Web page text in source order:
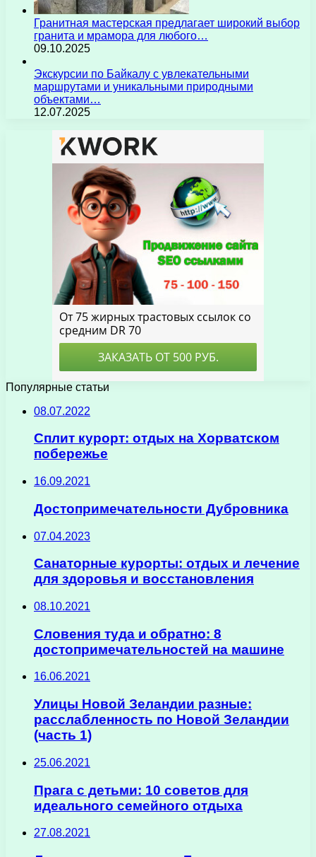
Гранитная мастерская предлагает широкий выбор
гранита и мрамора для любого…
09.10.2025
Экскурсии по Байкалу с увлекательными
маршрутами и уникальными природными
объектами…
12.07.2025
Популярные статьи
08.07.2022
Сплит курорт: отдых на Хорватском
побережье
16.09.2021
Достопримечательности Дубровника
07.04.2023
Санаторные курорты: отдых и лечение
для здоровья и восстановления
08.10.2021
Словения туда и обратно: 8
достопримечательностей на машине
16.06.2021
Улицы Новой Зеландии разные:
расслабленность по Новой Зеландии
(часть 1)
25.06.2021
Прага с детьми: 10 советов для
идеального семейного отдыха
27.08.2021